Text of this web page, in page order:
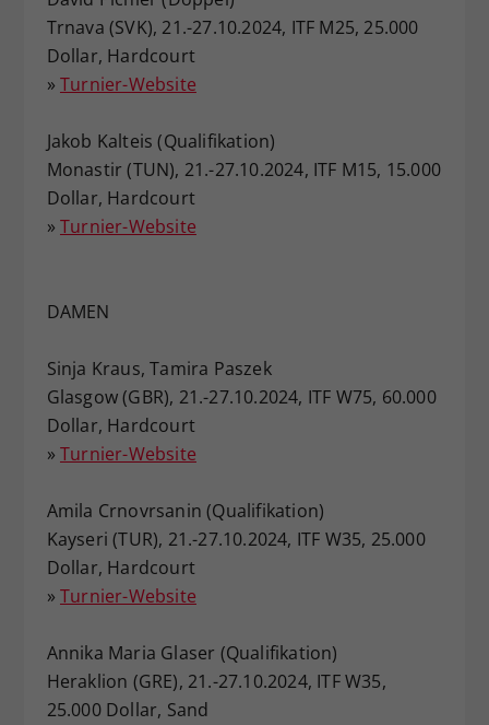
Trnava (SVK), 21.-27.10.2024, ITF M25, 25.000
Dollar, Hardcourt
» Turnier-Website
Jakob Kalteis (Qualifikation)
Monastir (TUN), 21.-27.10.2024, ITF M15, 15.000
Dollar, Hardcourt
» Turnier-Website
DAMEN
Sinja Kraus, Tamira Paszek
Glasgow (GBR), 21.-27.10.2024, ITF W75, 60.000
Dollar, Hardcourt
» Turnier-Website
Amila Crnovrsanin (Qualifikation)
Kayseri (TUR), 21.-27.10.2024, ITF W35, 25.000
Dollar, Hardcourt
» Turnier-Website
Annika Maria Glaser (Qualifikation)
Heraklion (GRE), 21.-27.10.2024, ITF W35,
25.000 Dollar, Sand